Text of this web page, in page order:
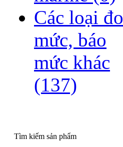
Các loại đo
mức, báo
mức khác
(137)
Tìm kiếm sản phẩm